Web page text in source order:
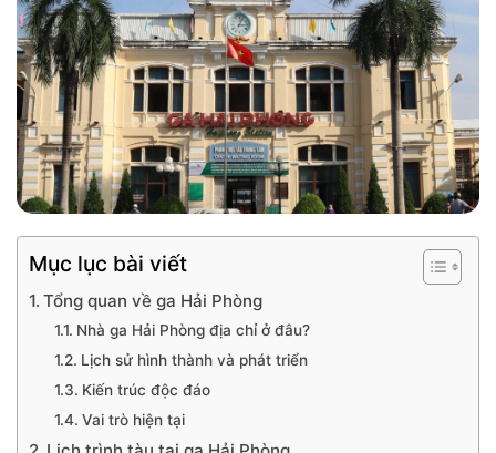
Mục lục bài viết
Tổng quan về ga Hải Phòng
Nhà ga Hải Phòng địa chỉ ở đâu?
Lịch sử hình thành và phát triển
Kiến trúc độc đáo
Vai trò hiện tại